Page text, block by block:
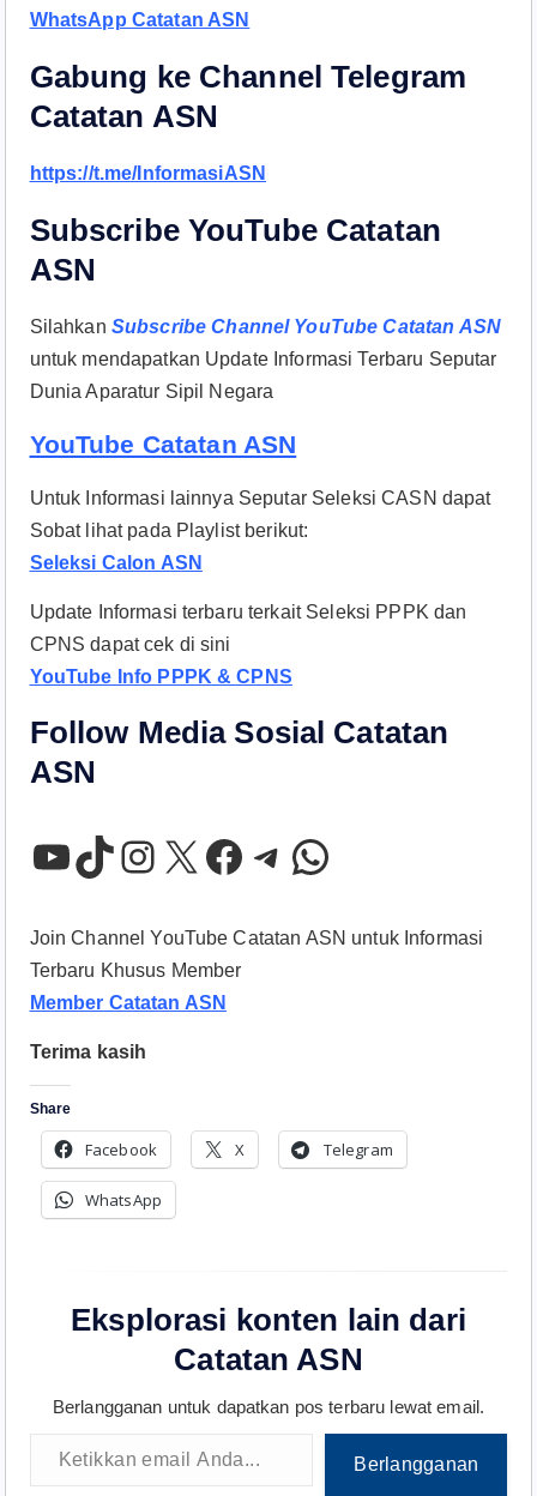
WhatsApp Catatan ASN
Gabung ke Channel Telegram
Catatan ASN
https://t.me/InformasiASN
Subscribe YouTube Catatan
ASN
Silahkan Subscribe Channel YouTube Catatan ASN
untuk mendapatkan Update Informasi Terbaru Seputar
Dunia Aparatur Sipil Negara
YouTube Catatan ASN
Untuk Informasi lainnya Seputar Seleksi CASN dapat
Sobat lihat pada Playlist berikut:
Seleksi Calon ASN
Update Informasi terbaru terkait Seleksi PPPK dan
CPNS dapat cek di sini
YouTube Info PPPK & CPNS
Follow Media Sosial Catatan
ASN
YouTube TikTok Instagram X Facebook Telegram WhatsApp
Join Channel YouTube Catatan ASN untuk Informasi
Terbaru Khusus Member
Member Catatan ASN
Terima kasih
Share
Facebook X Telegram
WhatsApp
Eksplorasi konten lain dari
Catatan ASN
Berlangganan untuk dapatkan pos terbaru lewat email.
Ketikkan email Anda...
Berlangganan